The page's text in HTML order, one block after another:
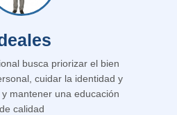
busca priorizar el bien
cuidar la identidad y
mantener una educación
de calidad